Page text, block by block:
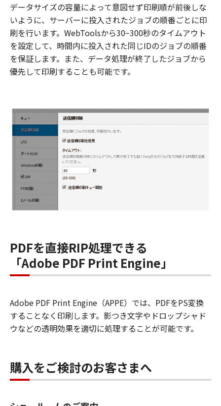
データサイズの容量によって意図せず印刷順が前後しな
いように、サーバーに投入されたジョブの順番ごとに印
刷を行います。WebToolsから30−300秒のタイムアウト
を設定して、時間内に投入された同じIDのジョブの順番
を保証します。また、データ処理が終了したジョブから
優先して印刷することも可能です。
PDFを直接RIP処理できる
「Adobe PDF Print Engine」
Adobe PDF Print Engine（APPE）では、PDFをPS変換
することなく印刷します。影つき文字やドロップシャド
ウなどの透明効果を適切に処理することが可能です。
購入をご検討のお客さまへ